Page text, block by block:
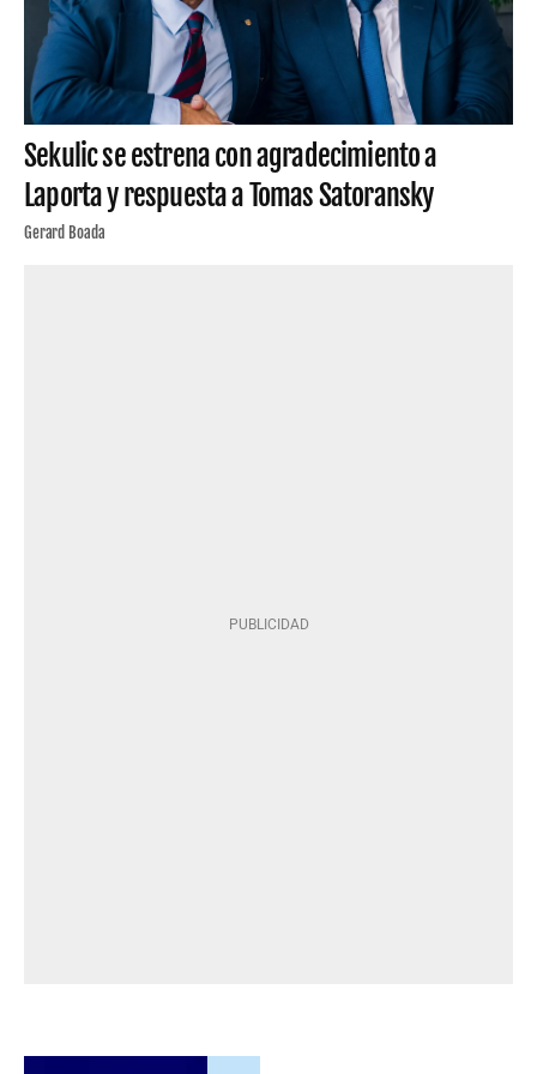
Sekulic se estrena con agradecimiento a
Laporta y respuesta a Tomas Satoransky
Gerard Boada